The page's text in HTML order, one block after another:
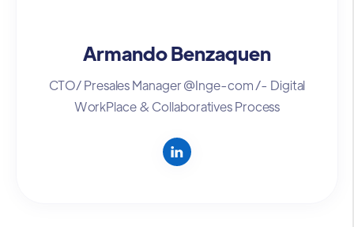
Armando Benzaquen
CTO/ Presales Manager @Inge-com /- Digital
WorkPlace & Collaboratives Process